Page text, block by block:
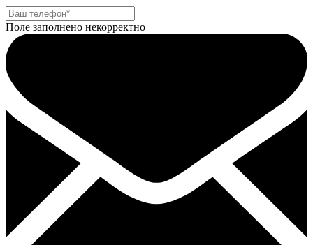
Поле заполнено некорректно